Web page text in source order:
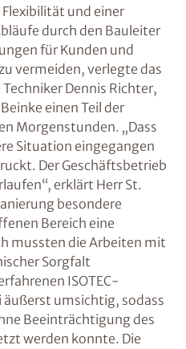
und einer
durch den Bauleiter
für Kunden und
vermeiden, verlegte das
Dennis Richter,
einen Teil der
Morgenstunden. „Dass
Situation eingegangen
Der Geschäftsbetrieb
erklärt Herr St.
besondere
Bereich eine
mussten die Arbeiten mit
Sorgfalt
ISOTEC-
umsichtig, sodass
Beeinträchtigung des
werden konnte. Die